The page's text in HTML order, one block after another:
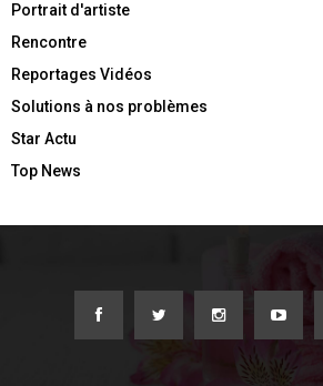
Portrait d'artiste
Rencontre
Reportages Vidéos
Solutions à nos problèmes
Star Actu
Top News